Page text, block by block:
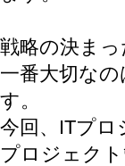
戦略の決ま
一番大切な
す。
今回、ITプ
プロジェク